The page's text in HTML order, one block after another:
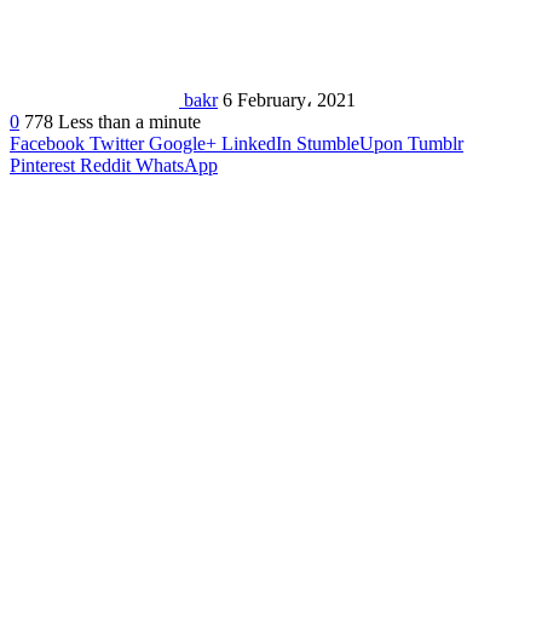
bakr 6 February، 2021
0 778 Less than a minute
Facebook Twitter Google+ LinkedIn StumbleUpon Tumblr
Pinterest Reddit WhatsApp